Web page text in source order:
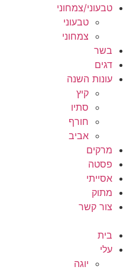
טבעוני/צמחוני
טבעוני
צמחוני
בשר
דגים
עונות השנה
קיץ
סתיו
חורף
אביב
מרקים
פסטה
אסייתי
מתוק
צור קשר
בית
עלי
יוגה